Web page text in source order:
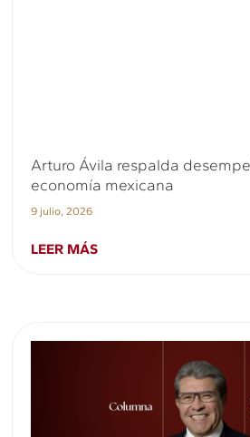
Arturo Ávila respalda
economía mexicana
9 julio, 2026
LEER MÁS